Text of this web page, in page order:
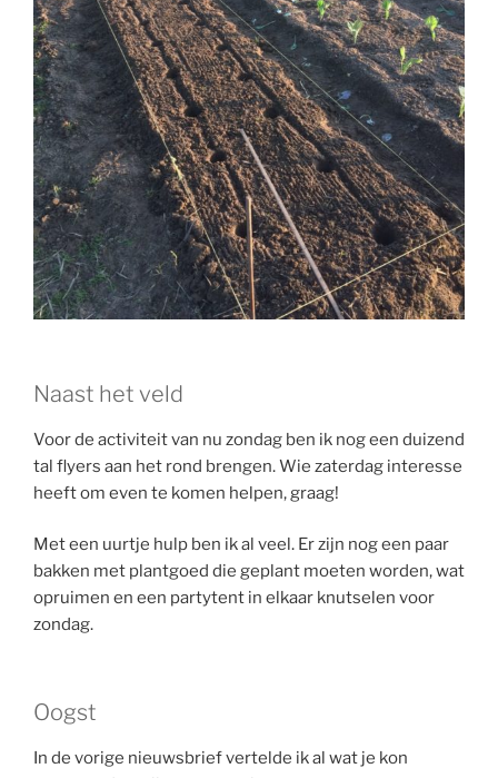
Naast het veld
Voor de activiteit van nu zondag ben ik nog een duizend
tal flyers aan het rond brengen. Wie zaterdag interesse
heeft om even te komen helpen, graag!
Met een uurtje hulp ben ik al veel. Er zijn nog een paar
bakken met plantgoed die geplant moeten worden, wat
opruimen en een partytent in elkaar knutselen voor
zondag.
Oogst
In de vorige nieuwsbrief vertelde ik al wat je kon